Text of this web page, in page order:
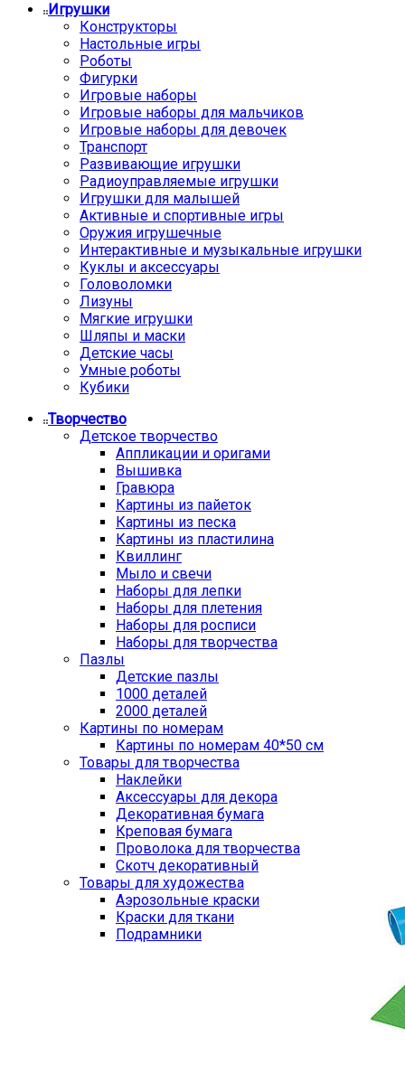
Игрушки
Конструкторы
Настольные игры
Роботы
Фигурки
Игровые наборы
Игровые наборы для мальчиков
Игровые наборы для девочек
Транспорт
Развивающие игрушки
Радиоуправляемые игрушки
Игрушки для малышей
Активные и спортивные игры
Оружия игрушечные
Интерактивные и музыкальные игрушки
Куклы и аксессуары
Головоломки
Лизуны
Мягкие игрушки
Шляпы и маски
Детские часы
Умные роботы
Кубики
Творчество
Детское творчество
Аппликации и оригами
Вышивка
Гравюра
Картины из пайеток
Картины из песка
Картины из пластилина
Квиллинг
Мыло и свечи
Наборы для лепки
Наборы для плетения
Наборы для росписи
Наборы для творчества
Пазлы
Детские пазлы
1000 деталей
2000 деталей
Картины по номерам
Картины по номерам 40*50 см
Товары для творчества
Наклейки
Аксессуары для декора
Декоративная бумага
Креповая бумага
Проволока для творчества
Скотч декоративный
Товары для художества
Аэрозольные краски
Краски для ткани
Подрамники